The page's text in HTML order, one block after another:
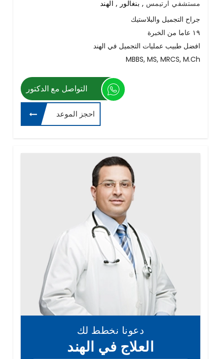
مستشفي ارتيمس , بنغالور , الهند
جراح التجميل والبلاستيك
١٩ عاما من الخبرة
افضل طبيب عمليات التجميل في الهند
MBBS, MS, MRCS, M.Ch
التواصل مع الدكتور
احجز الموعد
دعونا نخطط لك
العلاج في الهند